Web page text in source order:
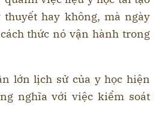
hay không, mà ngày
thức nó vận hành trong
lớn lịch sử của y học hiện
nghĩa với việc kiểm soát